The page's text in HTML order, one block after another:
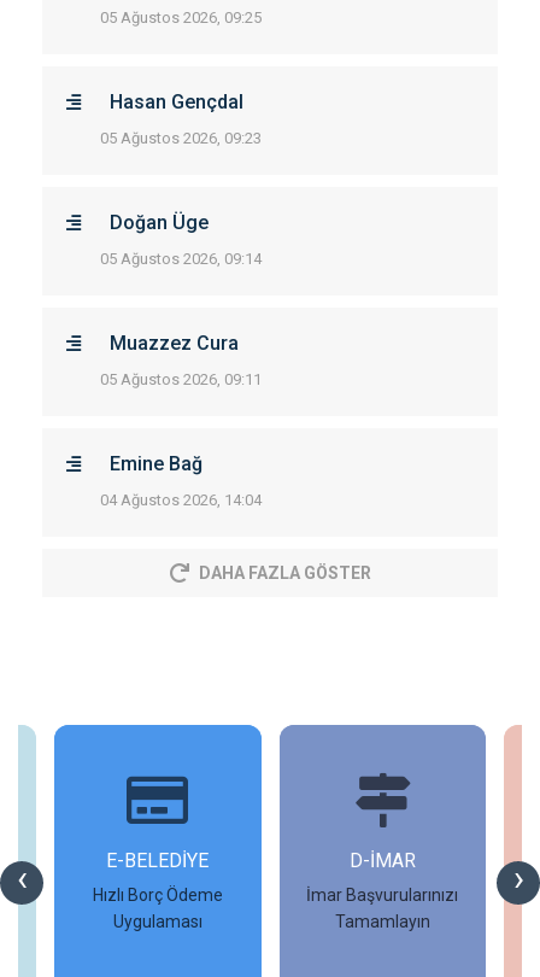
05 Ağustos 2026, 09:25
Hasan Gençdal
05 Ağustos 2026, 09:23
Doğan Üge
05 Ağustos 2026, 09:14
Muazzez Cura
05 Ağustos 2026, 09:11
Emine Bağ
04 Ağustos 2026, 14:04
DAHA FAZLA GÖSTER
‹ ›
E-BELEDİYE
Hızlı Borç Ödeme
Uygulaması
D-İMAR
İmar Başvurularınızı
Tamamlayın